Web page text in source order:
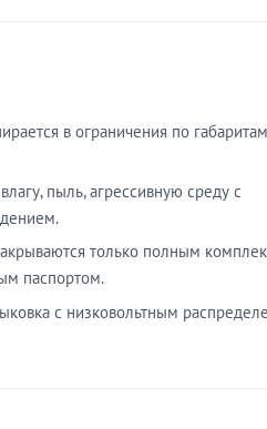
в ограничения по
пыль, агрессивную среду с
только полным
паспортом.
с низковольтным